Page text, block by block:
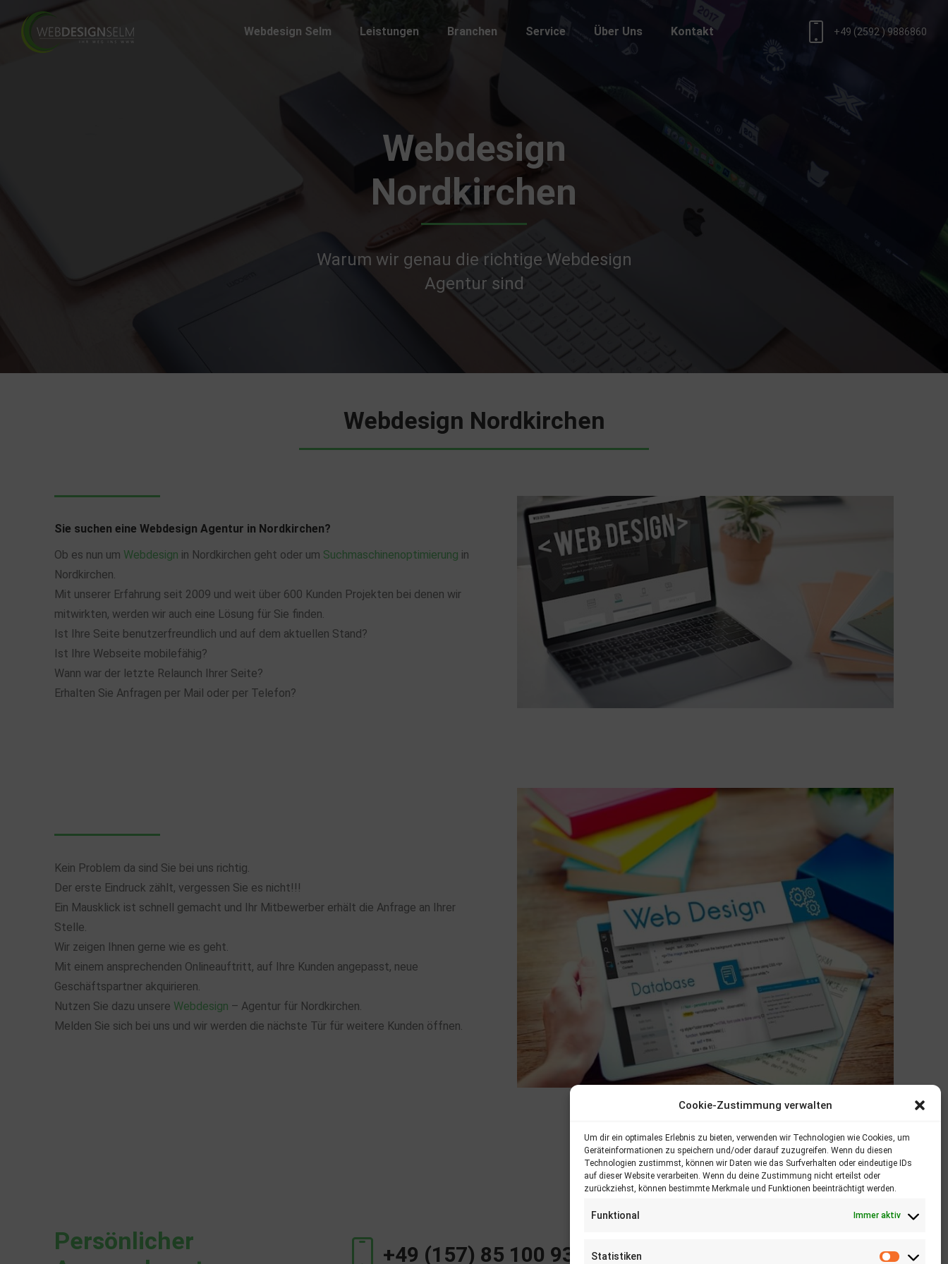
Cookie-Zustimmung verwalten
Um dir ein optimales Erlebnis zu bieten, verwenden wir Technologien wie Cookies, um
Geräteinformationen zu speichern und/oder darauf zuzugreifen. Wenn du diesen
Technologien zustimmst, können wir Daten wie das Surfverhalten oder eindeutige IDs
auf dieser Website verarbeiten. Wenn du deine Zustimmung nicht erteilst oder
zurückziehst, können bestimmte Merkmale und Funktionen beeinträchtigt werden.
Funktional Immer aktiv
Statistiken
Webdesign Selm Leistungen Branchen​ Service Über Uns Kontakt +49 (2592 ) 9886860
Webdesign
Nordkirchen
Warum wir genau die richtige Webdesign
Agentur sind
Webdesign Nordkirchen
Sie suchen eine Webdesign Agentur in Nordkirchen?
Ob es nun um Webdesign in Nordkirchen geht oder um Suchmaschinenoptimierung in
Nordkirchen.
Mit unserer Erfahrung seit 2009 und weit über 600 Kunden Projekten bei denen wir
mitwirkten, werden wir auch eine Lösung für Sie finden.
Ist Ihre Seite benutzerfreundlich und auf dem aktuellen Stand?
Ist Ihre Webseite mobilefähig?
Wann war der letzte Relaunch Ihrer Seite?
Erhalten Sie Anfragen per Mail oder per Telefon?
Kein Problem da sind Sie bei uns richtig.
Der erste Eindruck zählt, vergessen Sie es nicht!!!
Ein Mausklick ist schnell gemacht und Ihr Mitbewerber erhält die Anfrage an Ihrer
Stelle.
Wir zeigen Ihnen gerne wie es geht.
Mit einem ansprechenden Onlineauftritt, auf Ihre Kunden angepasst, neue
Geschäftspartner akquirieren.
Nutzen Sie dazu unsere Webdesign – Agentur für Nordkirchen.
Melden Sie sich bei uns und wir werden die nächste Tür für weitere Kunden öffnen.
Persönlicher
+49 (157) 85 100 930